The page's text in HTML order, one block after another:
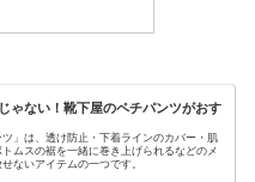
ゃない！靴下屋のペチパンツがおす
」は、透け防止・下着ラインのカバー・肌
ムスの裾を一緒に巻き上げられるなどのメ
ないアイテムの一つです。